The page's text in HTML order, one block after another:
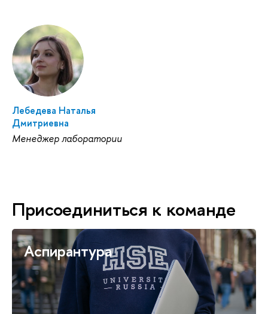
Лебедева Наталья
Дмитриевна
Менеджер лаборатории
Присоединиться к команде
Аспирантура